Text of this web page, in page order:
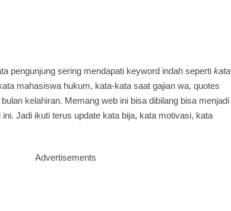
pengunjung sering mendapati keyword indah seperti kata
mahasiswa hukum, kata-kata saat gajian wa, quotes
kelahiran. Memang web ini bisa dibilang bisa menjadi
Jadi ikuti terus update kata bija, kata motivasi, kata
Advertisements